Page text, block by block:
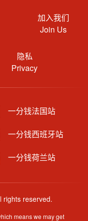
加入我们
Join Us
隐私
Privacy
一分钱法国站
一分钱西班牙站
一分钱荷兰站
rights reserved.
means we may get